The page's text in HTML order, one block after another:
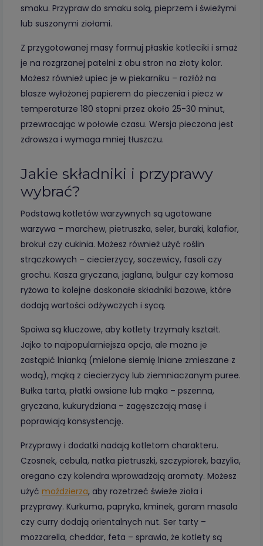
smaku. Przypraw do smaku solą, pieprzem i świeżymi
lub suszonymi ziołami.
Z przygotowanej masy formuj płaskie kotleciki i smaż
je na rozgrzanej patelni z obu stron na złoty kolor.
Możesz również upiec je w piekarniku – rozłóż na
blasze wyłożonej papierem do pieczenia i piecz w
temperaturze 180 stopni przez około 25-30 minut,
przewracając w połowie czasu. Wersja pieczona jest
zdrowsza i wymaga mniej tłuszczu.
Jakie składniki i przyprawy
wybrać?
Podstawą kotletów warzywnych są ugotowane
warzywa – marchew, pietruszka, seler, buraki, kalafior,
brokuł czy cukinia. Możesz również użyć roślin
strączkowych – ciecierzycy, soczewicy, fasoli czy
grochu. Kasza gryczana, jaglana, bulgur czy komosa
ryżowa to kolejne doskonałe składniki bazowe, które
dodają wartości odżywczych i sycą.
Spoiwa są kluczowe, aby kotlety trzymały kształt.
Jajko to najpopularniejsza opcja, ale można je
zastąpić lnianką (mielone siemię lniane zmieszane z
wodą), mąką z ciecierzycy lub ziemniaczanym puree.
Bułka tarta, płatki owsiane lub mąka – pszenna,
gryczana, kukurydziana – zagęszczają masę i
poprawiają konsystencję.
Przyprawy i dodatki nadają kotletom charakteru.
Czosnek, cebula, natka pietruszki, szczypiorek, bazylia,
oregano czy kolendra wprowadzają aromaty. Możesz
użyć moździerza, aby rozetrzeć świeże zioła i
przyprawy. Kurkuma, papryka, kminek, garam masala
czy curry dodają orientalnych nut. Ser tarty –
mozzarella, cheddar, feta – sprawia, że kotlety są